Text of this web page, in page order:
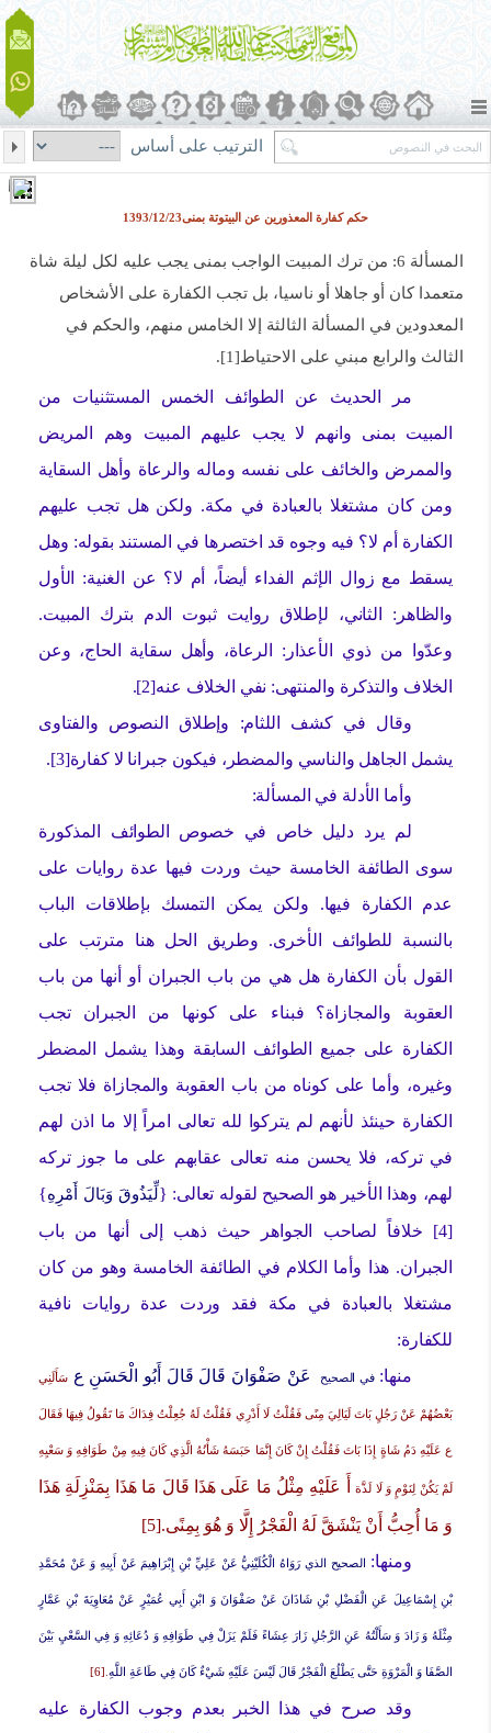
الترتيب على أساس
حكم كفارة المعذورين عن البيتوتة بمنى1393/12/23
المسألة 6: من ترك المبيت الواجب بمنى يجب عليه لكل ليلة شاة
متعمدا كان أو جاهلا أو ناسيا، بل تجب الكفارة على الأشخاص
المعدودين في المسألة الثالثة إلا الخامس منهم، والحكم في
الثالث والرابع مبني على الاحتياط[1].
مر الحديث عن الطوائف الخمس المستثنيات من
المبيت بمنى وانهم لا يجب عليهم المبيت وهم المريض
والممرض والخائف على نفسه وماله والرعاة وأهل السقاية
ومن كان مشتغلا بالعبادة في مكة. ولكن هل تجب عليهم
الكفارة أم لا؟ فيه وجوه قد اختصرها في المستند بقوله: وهل
يسقط مع زوال الإثم الفداء أيضاً، أم لا؟ عن الغنية: الأول
والظاهر: الثاني، لإطلاق روايت ثبوت الدم بترك المبيت.
وعدّوا من ذوي الأعذار: الرعاة، وأهل سقاية الحاج، وعن
الخلاف والتذكرة والمنتهى: نفي الخلاف عنه[
2
]
.
وقال في كشف اللثام: وإطلاق النصوص والفتاوى
يشمل الجاهل والناسي والمضطر، فيكون جبرانا لا كفارة[
3
]
.
وأما الأدلة في المسألة:
لم يرد دليل خاص في خصوص الطوائف المذكورة
سوى الطائفة الخامسة حيث وردت فيها عدة روايات على
عدم الكفارة فيها. ولكن يمكن التمسك بإطلاقات الباب
بالنسبة للطوائف الأخرى. وطريق الحل هنا مترتب على
القول بأن الكفارة هل هي من باب الجبران أو أنها من باب
العقوبة والمجازاة؟ فبناء على كونها من الجبران تجب
الكفارة على جميع الطوائف السابقة وهذا يشمل المضطر
وغيره، وأما على كوناه من باب العقوبة والمجازاة فلا تجب
الكفارة حينئذ لأنهم لم يتركوا لله تعالى امراً إلا ما اذن لهم
في تركه، فلا يحسن منه تعالى عقابهم على ما جوز تركه
لهم، وهذا الأخير هو الصحيح لقوله تعالى: {لِّيَذُوقَ وَبَالَ أَمْرِهِ}
[
4] خلافاً لصاحب الجواهر حيث ذهب إلى أنها من باب
الجبران. هذا وأما الكلام في الطائفة الخامسة وهو من كان
مشتغلا بالعبادة في مكة فقد وردت عدة روايات نافية
للكفارة:
منها:في الصحيح عَنْ صَفْوَانَ قَالَ قَالَ أَبُو الْحَسَنِ ع سَأَلَنِي
بَعْضُهُمْ عَنْ رَجُلٍ بَاتَ لَيَالِيَ مِنًى فَقُلْتُ لَا أَدْرِي فَقُلْتُ لَهُ جُعِلْتُ فِدَاكَ مَا تَقُولُ فِيهَا فَقَالَ
ع عَلَيْهِ دَمُ شَاةٍ إِذَا بَاتَ فَقُلْتُ إِنْ كَانَ إِنَّمَا حَبَسَهُ شَأْنُهُ الَّذِي كَانَ فِيهِ مِنْ طَوَافِهِ وَ سَعْيِهِ
لَمْ يَكُنْ لِنَوْمٍ وَ لَا لَذَّة أَ عَلَيْهِ مِثْلُ مَا عَلَى هَذَا قَالَ مَا هَذَا بِمَنْزِلَةِ هَذَا
وَ مَا أُحِبُّ أَنْ يَنْشَقَّ لَهُ الْفَجْرُ إِلَّا وَ هُوَ بِمِنًى.
[5]
ومنها:
الصحيح الذيرَوَاهُ الْكُلَيْنِيُّ عَنْ عَلِيِّ بْنِ إِبْرَاهِيمَ عَنْ أَبِيهِ وَ عَنْ مُحَمَّدِ
بْنِ إِسْمَاعِيلَ عَنِ الْفَضْلِ بْنِ شَاذَانَ عَنْ صَفْوَانَ وَ ابْنِ أَبِي عُمَيْرٍ عَنْ مُعَاوِيَةَ بْنِ عَمَّارٍ
مِثْلَهُ وَ زَادَ وَ سَأَلْتُهُ عَنِ الرَّجُلِ زَارَ عِشَاءً فَلَمْ يَزَلْ فِي طَوَافِهِ وَ دُعَائِهِ وَ فِي السَّعْيِ بَيْنَ
الصَّفَا وَ الْمَرْوَةِ حَتَّى يَطْلُعَ الْفَجْرُ قَالَ لَيْسَ عَلَيْهِ شَيْ‏ءٌ كَانَ فِي طَاعَةِ اللَّهِ .[6]
وقد صرح في هذا الخبر بعدم وجوب الكفارة عليه